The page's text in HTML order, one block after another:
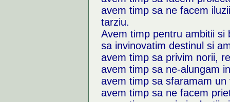
avem timp sa ne facem
tarziu.
Avem timp pentru ambitii si
sa invinovatim destinul si
avem timp sa privim norii,
avem timp sa ne-alungam
avem timp sa sfaramam
avem timp sa ne facem